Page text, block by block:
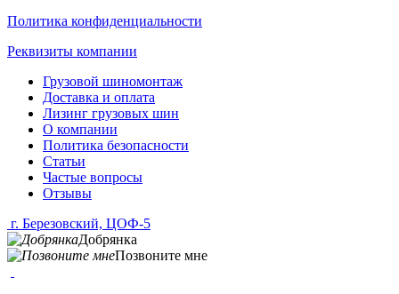
Политика конфиденциальности
Реквизиты компании
Грузовой шиномонтаж
Доставка и оплата
Лизинг грузовых шин
О компании
Политика безопасности
Статьи
Частые вопросы
Отзывы
г. Березовский, ЦОФ-5
Добрянка
Позвоните мне